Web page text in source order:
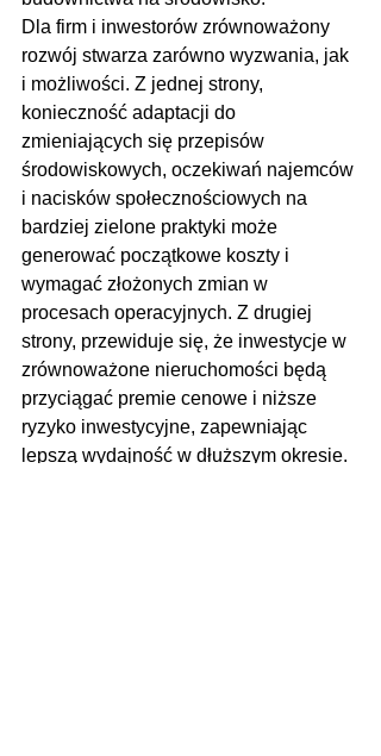
Dla firm i inwestorów zrównoważony
rozwój stwarza zarówno wyzwania, jak
i możliwości. Z jednej strony,
konieczność adaptacji do
zmieniających się przepisów
środowiskowych, oczekiwań najemców
i nacisków społecznościowych na
bardziej zielone praktyki może
generować początkowe koszty i
wymagać złożonych zmian w
procesach operacyjnych. Z drugiej
strony, przewiduje się, że inwestycje w
zrównoważone nieruchomości będą
przyciągać premie cenowe i niższe
ryzyko inwestycyjne, zapewniając
lepszą wydajność w dłuższym okresie.